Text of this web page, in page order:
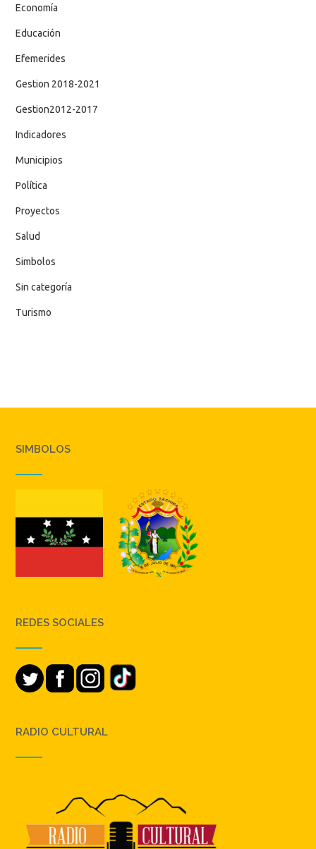
Economía
Educación
Efemerides
Gestion 2018-2021
Gestion2012-2017
Indicadores
Municipios
Política
Proyectos
Salud
Simbolos
Sin categoría
Turismo
SIMBOLOS
REDES SOCIALES
RADIO CULTURAL